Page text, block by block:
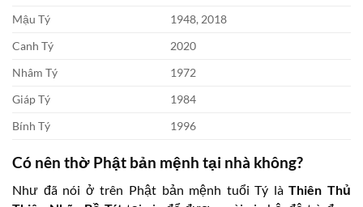
Mậu Tý
1948, 2018
Canh Tý
2020
Nhâm Tý
1972
Giáp Tý
1984
Bính Tý
1996
Có nên thờ Phật bản mệnh tại nhà không?
Như đã nói ở trên Phật bản mệnh tuổi Tý làThiên Thủ